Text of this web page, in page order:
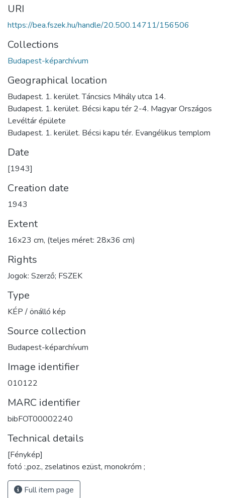
URI
https://bea.fszek.hu/handle/20.500.14711/156506
Collections
Budapest-képarchívum
Geographical location
Budapest. 1. kerület. Táncsics Mihály utca 14.
Budapest. 1. kerület. Bécsi kapu tér 2-4. Magyar Országos
Levéltár épülete
Budapest. 1. kerület. Bécsi kapu tér. Evangélikus templom
Date
[1943]
Creation date
1943
Extent
16x23 cm, (teljes méret: 28x36 cm)
Rights
Jogok: Szerző; FSZEK
Type
KÉP / önálló kép
Source collection
Budapest-képarchívum
Image identifier
010122
MARC identifier
bibFOT00002240
Technical details
[Fénykép]
fotó :,poz., zselatinos ezüst, monokróm ;
Full item page